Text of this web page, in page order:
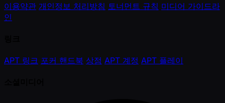
이용약관 개인정보 처리방침 토너먼트 규칙 미디어 가이드라
인
APT 링크 포커 핸드북 상점 APT 계정 APT 플레이